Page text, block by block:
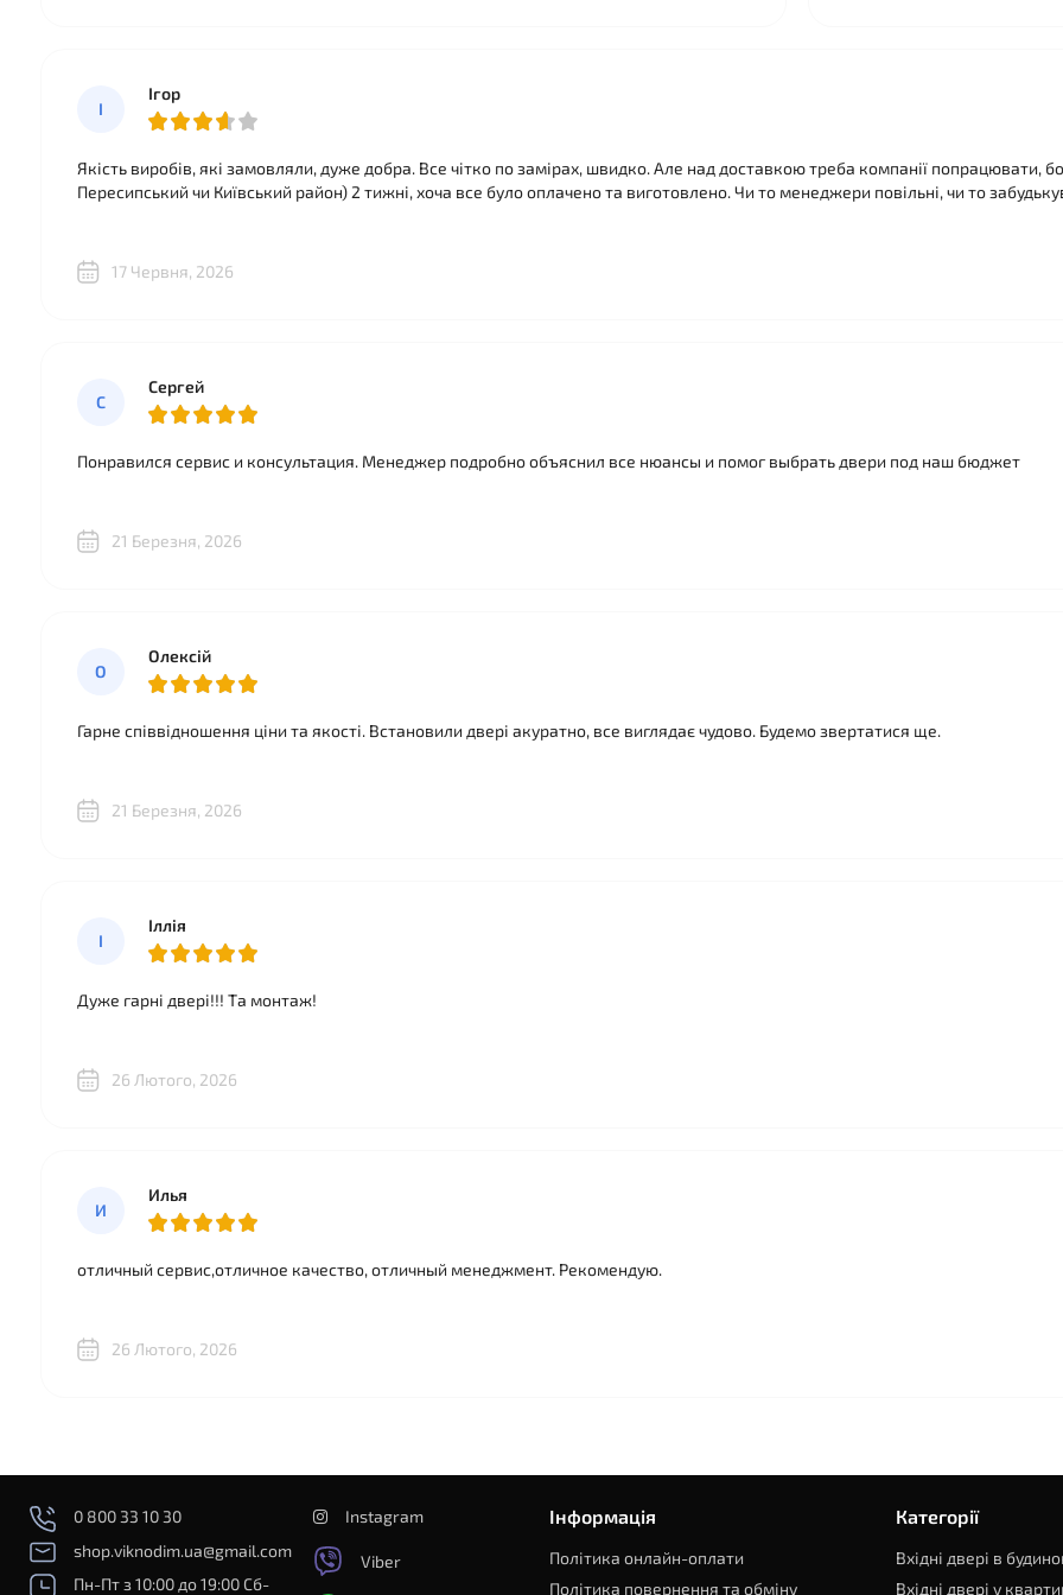
І
Ігор
Якість виробів, які замовляли, дуже добра. Все чітко по замірах, швидко. Але над доставкою треба компанії попрацювати,
Пересипський чи Київський район) 2 тижні, хоча все було оплачено та виготовлено. Чи то менеджери повільні, чи то
17 Червня, 2026
С
Сергей
Понравился сервис и консультация. Менеджер подробно объяснил все нюансы и помог выбрать двери под наш бюджет
21 Березня, 2026
О
Олексій
Гарне співвідношення ціни та якості. Встановили двері акуратно, все виглядає чудово. Будемо звертатися ще.
21 Березня, 2026
І
Іллія
Дуже гарні двері!!! Та монтаж!
26 Лютого, 2026
И
Илья
отличный сервис,отличное качество, отличный менеджмент. Рекомендую.
26 Лютого, 2026
0 800 33 10 30
shop.viknodim.ua@gmail.com
Пн-Пт з 10:00 до 19:00 Сб-
Instagram
Viber
Інформація
Політика онлайн-оплати
Політика повернення та обміну
Категорії
Вхідні двері в
Вхідні двері у